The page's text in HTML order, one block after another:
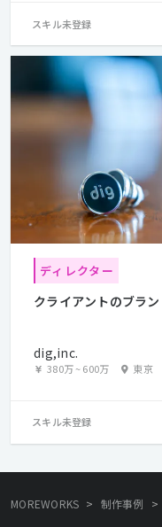
スキル未登録
ディレクター
クライアントのブラ
dig,inc.
380万~600万 東京
スキル未登録
MOREWORKS > 制作事例 >